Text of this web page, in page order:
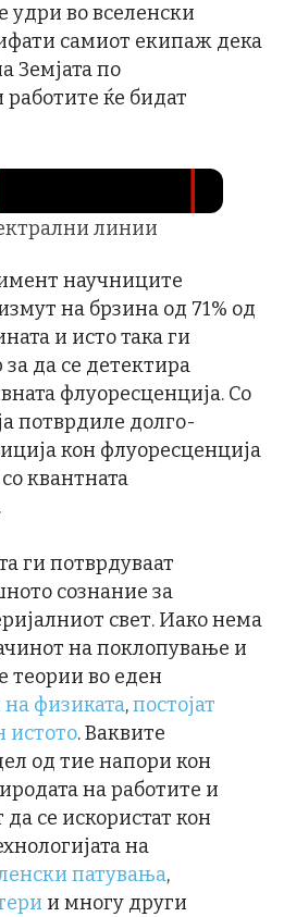
удри во вселенски
самиот екипаж дека
Земјата по
ќе бидат
линии
научниците
на брзина од 71% од
и исто така ги
за да се детектира
флуоресценција. Со
потврдиле долго-
кон флуоресценција
квантната
ги потврдуваат
сознание за
свет. Иако нема
на поклопување и
теории во еден
физиката,постојат
истото. Ваквите
од тие напори кон
на работите и
се искористат кон
на
патувања,
и многу други